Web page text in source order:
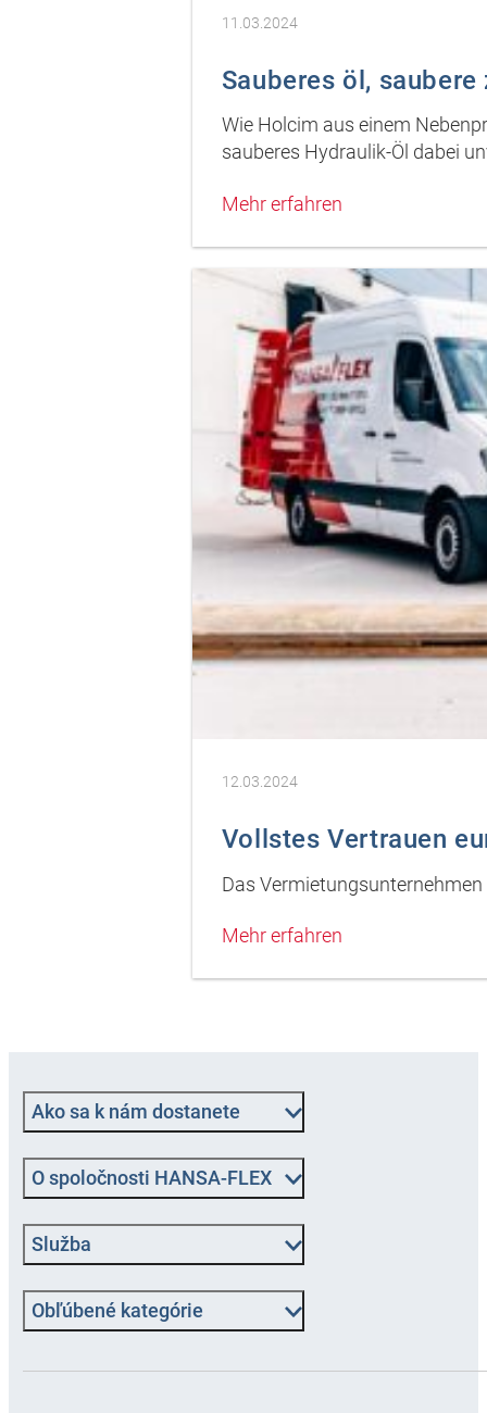
11.03.2024
Sauberes öl,
Wie Holcim aus einem
sauberes Hydraulik-Öl dabei
Mehr erfahren
12.03.2024
Vollstes Vertrauen
Das
Mehr erfahren
Ako sa k nám dostanete
O spoločnosti HANSA-FLEX
Služba
Obľúbené kategórie